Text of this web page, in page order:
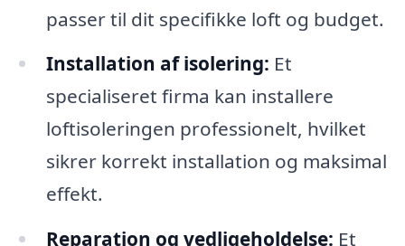
passer til dit specifikke loft og budget.
Installation af isolering: Et
specialiseret firma kan installere
loftisoleringen professionelt, hvilket
sikrer korrekt installation og maksimal
effekt.
Reparation og vedligeholdelse: Et